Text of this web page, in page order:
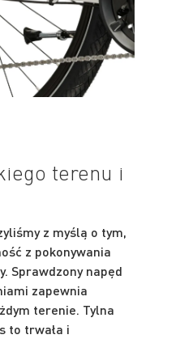
terenu i
z myślą o tym,
z pokonywania
Sprawdzony napęd
zapewnia
terenie. Tylna
to trwała i